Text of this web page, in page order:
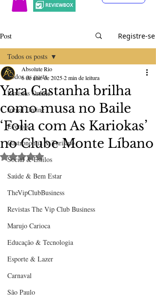
Post Registre-se
Todos os posts
Revistas Online
Jornal Online
Eventos
Gastronomia & Turismo
Social & Estilos
Saúde & Bem Estar
TheVipClubBusiness
Revistas The Vip Club Business
Marujo Carioca
Educação & Tecnologia
Esporte & Lazer
Carnaval
São Paulo
Todos os posts
Yara Castanha brilha
como musa no Baile
‘Folia com As Kariokas’
no Clube Monte Líbano
Absolute Rio
6 de mar. de 20252 min de leitura
Avaliado com NaN de 5 estrelas.